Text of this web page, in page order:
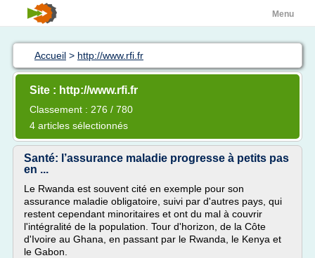
Menu
Accueil > http://www.rfi.fr
Site : http://www.rfi.fr
Classement : 276 / 780
4 articles sélectionnés
Santé: l’assurance maladie progresse à petits pas
en ...
Le Rwanda est souvent cité en exemple pour son
assurance maladie obligatoire, suivi par d'autres pays, qui
restent cependant minoritaires et ont du mal à couvrir
l'intégralité de la population. Tour d'horizon, de la Côte
d'Ivoire au Ghana, en passant par le Rwanda, le Kenya et
le Gabon.